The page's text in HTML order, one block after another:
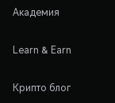
Академия
Learn & Earn
Крипто блог